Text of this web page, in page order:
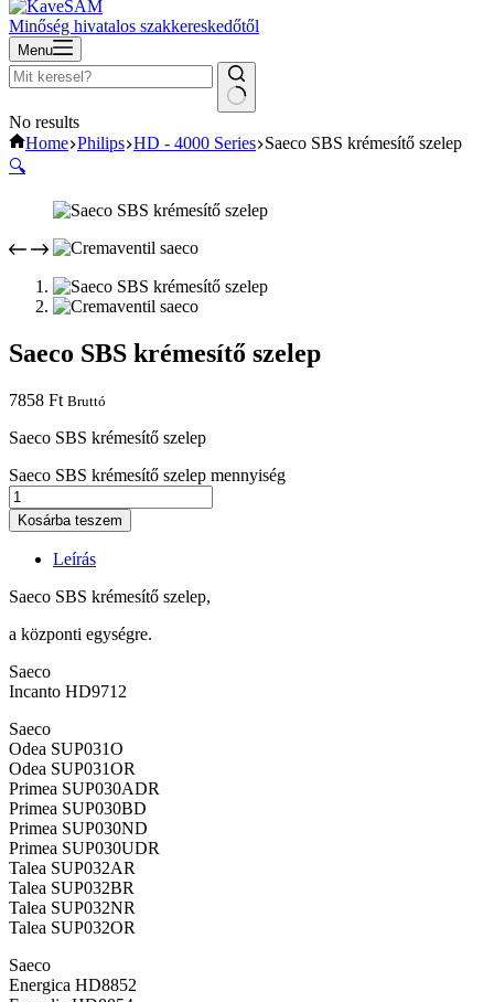
Minőség hivatalos szakkereskedőtől
Menu
No results
Home Philips HD - 4000 Series Saeco SBS krémesítő szelep
🔍
Saeco SBS krémesítő szelep
7858 Ft Bruttó
Saeco SBS krémesítő szelep
Saeco SBS krémesítő szelep mennyiség
Kosárba teszem
Leírás
Saeco SBS krémesítő szelep,
a központi egységre.
Saeco
Incanto HD9712
Saeco
Odea SUP031O
Odea SUP031OR
Primea SUP030ADR
Primea SUP030BD
Primea SUP030ND
Primea SUP030UDR
Talea SUP032AR
Talea SUP032BR
Talea SUP032NR
Talea SUP032OR
Saeco
Energica HD8852